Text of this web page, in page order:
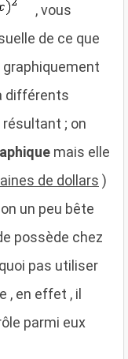
, vous
de ce que
différents
; on
mais elle
de dollars )
un peu bête
possède chez
pas utiliser
, en effet , il
parmi eux